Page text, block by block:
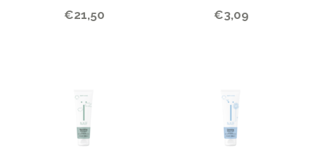
€21,50 €3,09